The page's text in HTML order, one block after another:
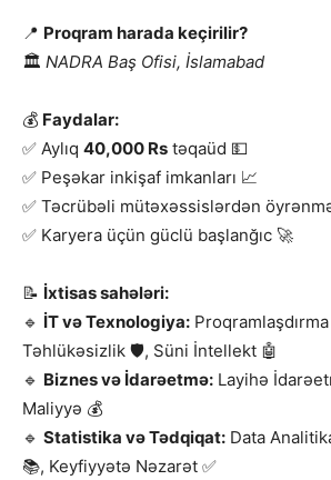
📍 Proqram harada keçirilir?
🏛 NADRA Baş Ofisi, İslamabad
💰 Faydalar:
✅ Aylıq 40,000 Rs təqaüd 💵
✅ Peşəkar inkişaf imkanları 📈
✅ Təcrübəli mütəxəssislərdən
✅ Karyera üçün güclü başlanğıc 🚀
📝 İxtisas sahələri:
🔹 İT və Texnologiya:
Təhlükəsizlik 🛡, Süni İntellekt 🤖
🔹 Biznes və İdarəetmə: Layihə
Maliyyə 💰
🔹 Statistika və Tədqiqat: Data
📚, Keyfiyyətə Nəzarət ✅